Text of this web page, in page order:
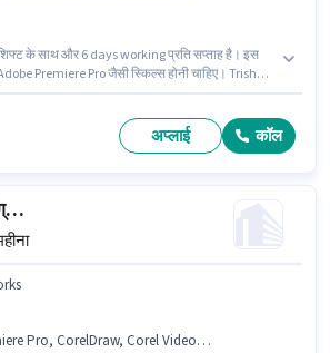
के साथ और 6 days working प्रति सप्ताह है। इस
Premiere Pro जैसी स्किल्स होनी चाहिए। Trishul
के लिए महत्वपूर्ण दस्तावेज़ PAN कार्ड, आधार कार्ड,
अप्लाई कॉल
वीडियो एडिटर वीडियोग्राफर
Corel Video Studio, Magix Movie, Adobe Photoshop